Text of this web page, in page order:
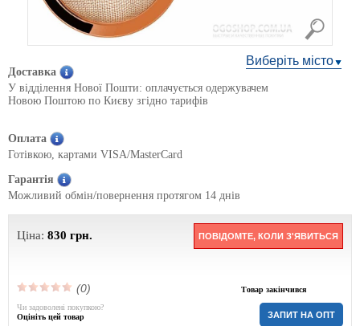
Виберіть місто
Доставка
У відділення Нової Пошти: оплачується одержувачем
Новою Поштою по Києву згідно тарифів
Оплата
Готівкою, картами VISA/MasterCard
Гарантія
Можливий обмін/повернення протягом 14 днів
Ціна: 830 грн. ПОВІДОМТЕ, КОЛИ З'ЯВИТЬСЯ
(0) Товар закінчився
ЗАПИТ НА ОПТ
Чи задоволені покупкою?
Оцініть цей товар